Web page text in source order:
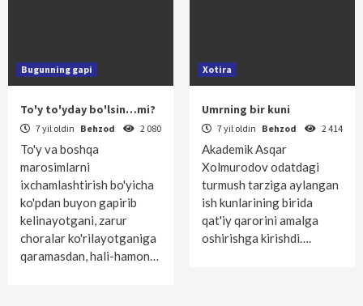
Bugunning gapi
To'y to'yday bo'lsin…mi?
7 yil oldin Behzod 2 080
To'y va boshqa
marosimlarni
ixchamlashtirish bo'yicha
ko'pdan buyon gapirib
kelinayotgani, zarur
choralar ko'rilayotganiga
qaramasdan, hali-hamon…
Xotira
Umrning bir kuni
7 yil oldin Behzod 2 414
Akademik Asqar
Xolmurodov odatdagi
turmush tarziga aylangan
ish kunlarining birida
qat'iy qarorini amalga
oshirishga kirishdi….